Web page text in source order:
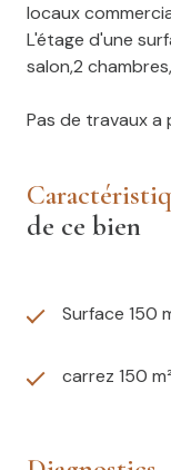
locaux
L'étage d'une
salon,2
Pas de travaux a
de ce bien
Surface 150
carrez 150 m²